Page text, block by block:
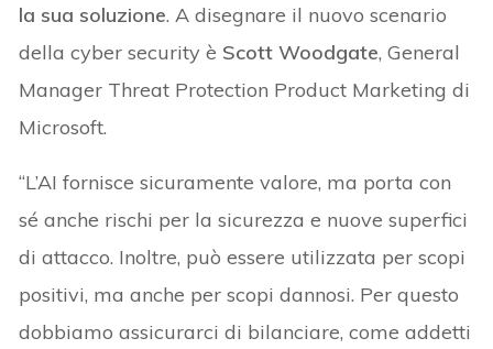
la sua soluzione. A disegnare il nuovo scenario
della cyber security è Scott Woodgate, General
Manager Threat Protection Product Marketing di
Microsoft.
“L’AI fornisce sicuramente valore, ma porta con
sé anche rischi per la sicurezza e nuove superfici
di attacco. Inoltre, può essere utilizzata per scopi
positivi, ma anche per scopi dannosi. Per questo
dobbiamo assicurarci di bilanciare, come addetti